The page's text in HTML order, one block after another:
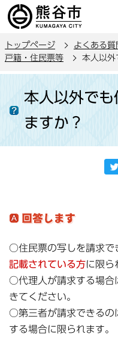
の
ー
トップページ よくある
戸籍・住民票等
本人以外
本人以外でも
ますか？
○住民票の写しを請求で
記載されている方に限ら
○代理人が請求する場合
きてください。
○第三者が請求できるの
する場合に限られます。